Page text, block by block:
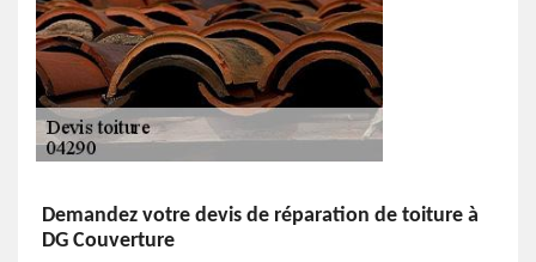
Demandez votre devis de réparation de toiture à
DG Couverture